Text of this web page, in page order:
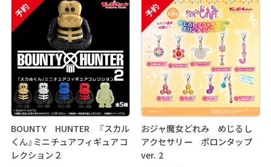
予約
BOUNTY HUNTER 『スカル
くん』ミニチュアフィギュアコ
レクション２
予約
おジャ魔女どれみ めじるし
アクセサリー ポロンタップ
ver. 2